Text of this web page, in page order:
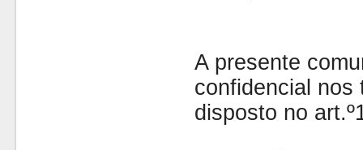
A presente
confidencial nos
disposto no